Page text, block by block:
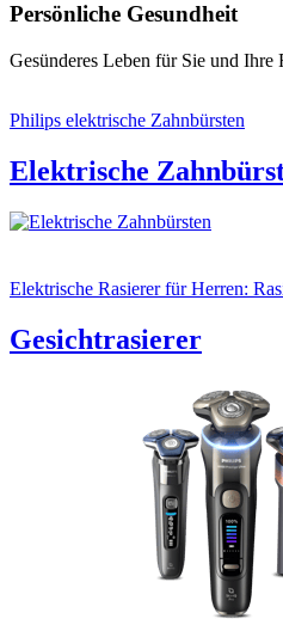
Persönliche Gesundheit
Gesünderes Leben für Sie und
Philips elektrische Zahnbürsten
Elektrische
Elektrische Rasierer für Herren:
Gesichtrasierer